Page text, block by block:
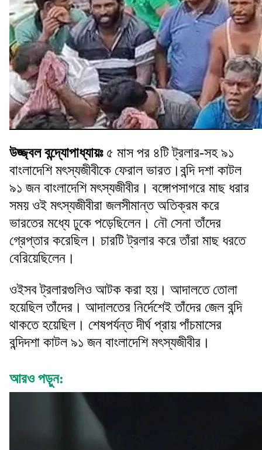
উজ্জ্বল বন্দ্যোপাধ্যায়ঃ৫ মাস পর ৪টি ট্রলার-সহ ৯১
বাংলাদেশি মৎস্যজীবীকে ফেরাল ভারত।বন্দি দশা কাটল
৯১ জন বাংলাদেশি মৎস্যজীবীর। বঙ্গোপসাগরে মাছ ধরার
সময় ওই মৎস্যজীবীরা জলসীমান্ত অতিক্রম করে
ভারতের মধ্যে ঢুকে পড়েছিলেন। নৌ সেনা তাঁদের
গ্রেপ্তার করেছিল। চারটি ট্রলার করে তাঁরা মাছ ধরতে
বেরিয়েছিলেন।
ওইসব ট্রলারগুলিও আটক করা হয়। আদালতে তোলা
হয়েছিল তাঁদের। আদালতের নির্দেশেই তাঁদের জেল বন্দি
থাকতে হয়েছিল। শেষপর্যন্ত দীর্ঘ প্রায় পাঁচমাসের
বন্দিদশা কাটল ৯১ জন বাংলাদেশি মৎস্যজীবীর।
আরও পড়ুন: